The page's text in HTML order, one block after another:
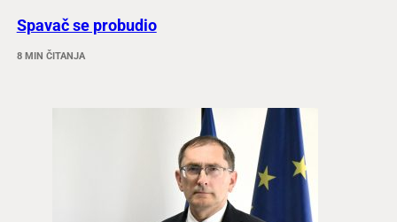
Spavač se probudio
8 MIN ČITANJA